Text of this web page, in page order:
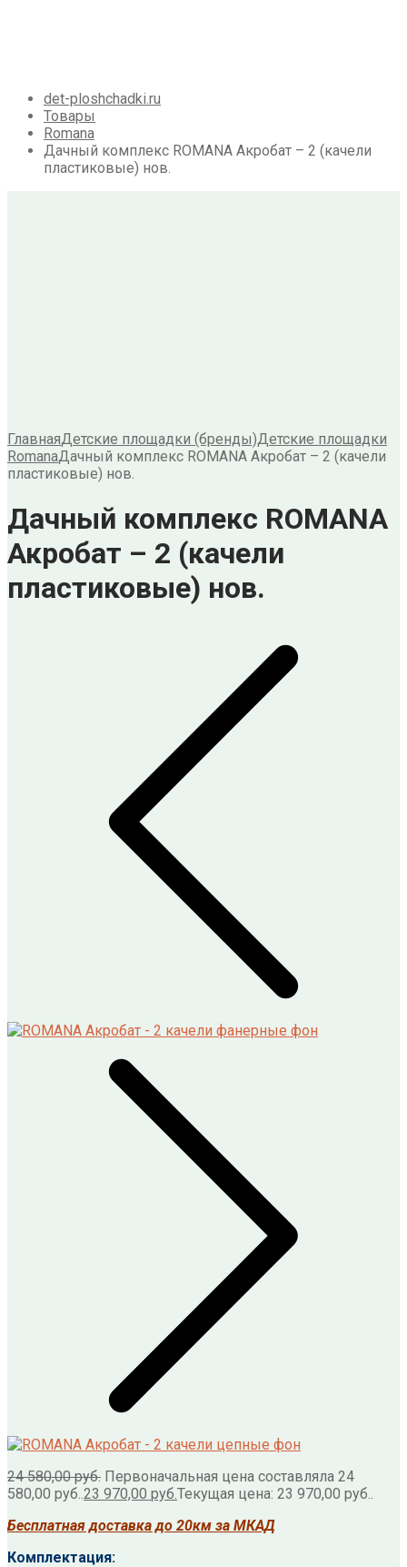
det-ploshchadki.ru
Товары
Romana
Дачный комплекс ROMANA Акробат – 2 (качели
пластиковые) нов.
ГлавнаяДетские площадки (бренды)Детские площадки
RomanaДачный комплекс ROMANA Акробат – 2 (качели
пластиковые) нов.
Дачный комплекс ROMANA
Акробат – 2 (качели
пластиковые) нов.
24 580,00руб. Первоначальная цена составляла 24
580,00 руб.. 23 970,00 руб. Текущая цена: 23 970,00 руб..
Бесплатная доставка до 20км за МКАД
Комплектация: